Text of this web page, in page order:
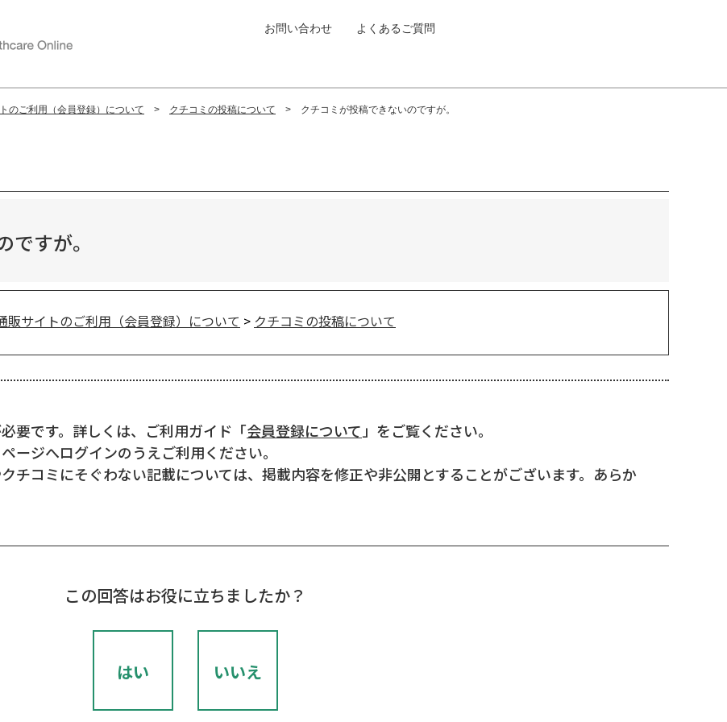
お問い合わせ よくあるご質問
のご利用（会員登録）について クチコミの投稿について クチコミが投稿できないのですが。
すが。
販サイトのご利用（会員登録）について > クチコミの投稿について
要です。詳しくは、ご利用ガイド「会員登録について 」をご覧ください。
ージへログインのうえご利用ください。
チコミにそぐわない記載については、掲載内容を修正や非公開とすることがございます。あらか
この回答はお役に立ちましたか？
はい いいえ